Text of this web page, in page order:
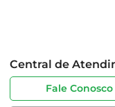
Central de
Fale Conosco